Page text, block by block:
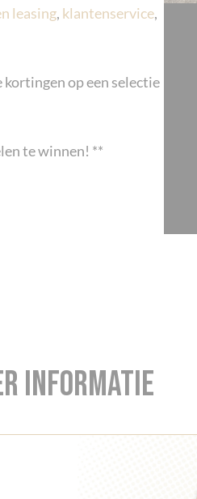
leasing, klantenservice,
op een selectie
te winnen! **
informatie